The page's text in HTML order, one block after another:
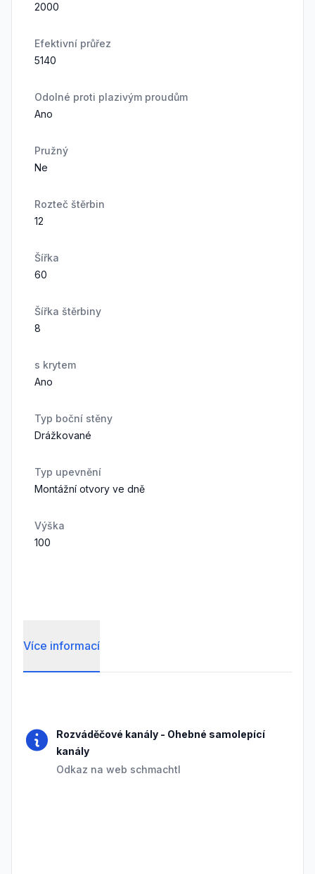
2000
Efektivní průřez
5140
Odolné proti plazivým proudům
Ano
Pružný
Ne
Rozteč štěrbin
12
Šířka
60
Šířka štěrbiny
8
s krytem
Ano
Typ boční stěny
Drážkované
Typ upevnění
Montážní otvory ve dně
Výška
100
Více informací
Rozváděčové kanály- Ohebné samolepící
kanály
Odkaz na web schmachtl